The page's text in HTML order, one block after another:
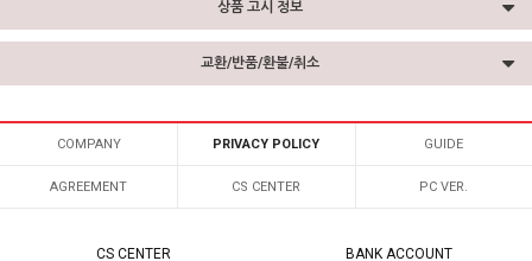
상품 고시 정보
교환/반품/환불/취소
COMPANY PRIVACY POLICY GUIDE
AGREEMENT CS CENTER PC VER.
CS CENTER BANK ACCOUNT